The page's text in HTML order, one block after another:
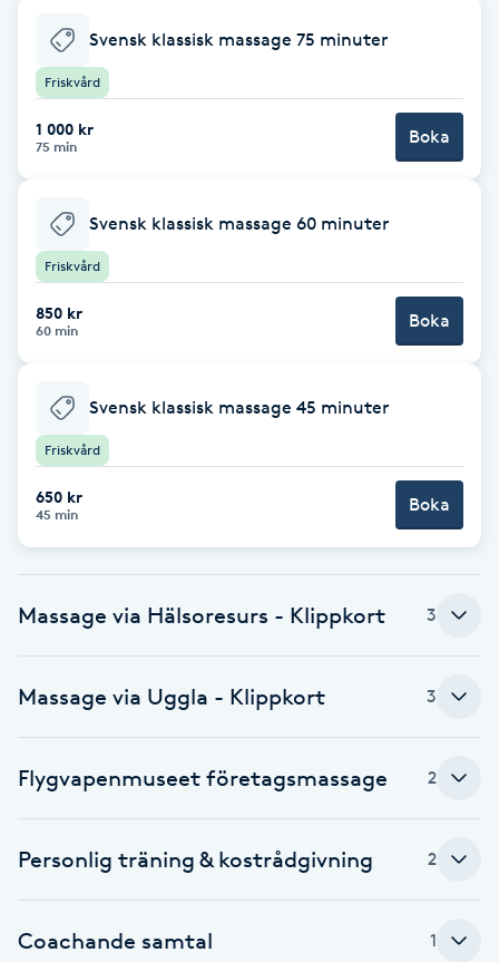
Damklippning
Dermapen
Diamantslipning
Enzympeeling
Extensions
Extensions borttagning
Eyeliner-tatuering
Face framing
Faceliftmassage
Fettreducering
Fibromassage
Fillers
Svensk klassisk massage 75 minuter
Friskvård
1 000 kr
75 min Boka
Svensk klassisk massage 60 minuter
Friskvård
850 kr
60 min Boka
Svensk klassisk massage 45 minuter
Friskvård
650 kr
45 min Boka
Massage via Hälsoresurs - Klippkort 3
Massage via Uggla - Klippkort 3
Flygvapenmuseet företagsmassage 2
Personlig träning & kostrådgivning 2
Coachande samtal 1